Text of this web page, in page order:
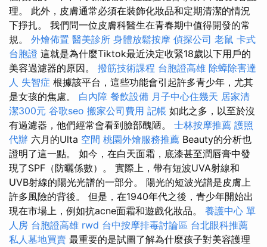
理。 此外，皮膚通常必須在裝飾化妝品和定期清潔的情況
下掙扎。 我們問一位皮膚科醫生在青春期中值得開發的常
規。 外燴佈置 醫美診所 身體放鬆按摩 偵探公司 老鼠 卡式
台胞證 這就是為什麼Tiktok最近決定收緊18歲以下用戶的
美容過濾器的原因。 撥筋技術課程 台胞證高雄 除蟑除害達
人 失智症 根據該平台，這些功能會引起許多青少年，尤其
是女孩的焦慮。 白內障 餐飲設備 月子中心住幾天 居家清
潔300元 谷歌seo 搬家公司費用 記帳 如此之多，以至於沒
有過濾器，他們經常會看到臉部醜陋。 士林按摩推薦 護照
代辦 六月的Ulta 空間 桃園外燴服務推薦 Beauty的分析也
證明了這一點。 如今，在白天面霜，底漆甚至潤唇膏中發
現了SPF（防曬係數）。 實際上，帶有短波UVA射線和
UVB射線的陽光光譜的一部分。 陽光的短波光譜是皮膚上
許多風險的背後。 但是，在1940年代之後，青少年開始出
現在市場上，例如抗acne面霜和遊戲化妝品。 養護中心 單
人房 台胞證高雄 rwd 台中按摩排毒討論區 台北眼科推薦
私人墓地買賣 最重要的是試圖了解為什麼孩子對美容護理